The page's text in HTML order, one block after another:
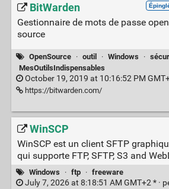
BitWarden
Gestionnaire de mots de passe open
source
OpenSource · outil · Windows ·
MesOutilsIndispensables
October 19, 2019 at 10:16:52 PM
https://bitwarden.com/
WinSCP
WinSCP est un client SFTP
qui supporte FTP, SFTP, S3 and
Windows · ftp · freeware
July 7, 2026 at 8:18:51 AM GMT+2 * ·